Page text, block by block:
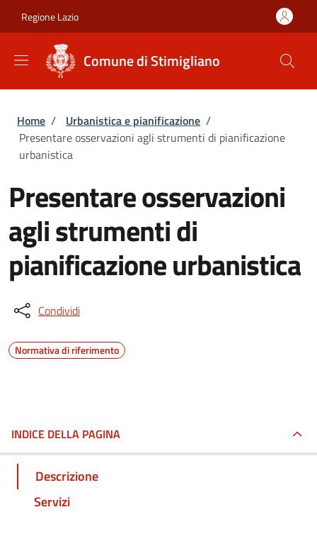
Regione Lazio
Comune di Stimigliano
Briciole di pane
Home / Urbanistica e pianificazione /
Presentare osservazioni agli strumenti di pianificazione
urbanistica
Presentare osservazioni
agli strumenti di
pianificazione urbanistica
Condividi
Normativa di riferimento
INDICE DELLA PAGINA
Descrizione
Servizi